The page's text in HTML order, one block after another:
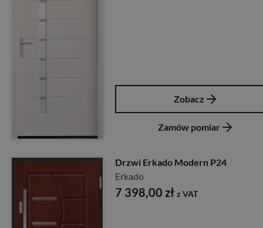
Zobacz
Zamów pomiar
Drzwi Erkado Modern P24
Erkado
7 398,00 zł z VAT